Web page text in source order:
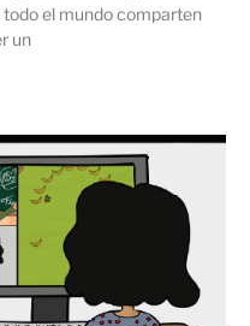
el mundo comparten
un